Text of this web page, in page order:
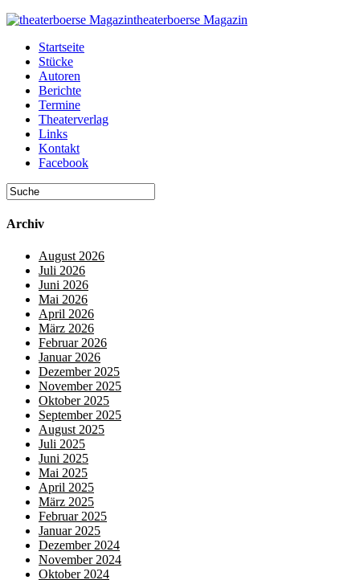
theaterboerse Magazin
Startseite
Stücke
Autoren
Berichte
Termine
Theaterverlag
Links
Kontakt
Facebook
Archiv
August 2026
Juli 2026
Juni 2026
Mai 2026
April 2026
März 2026
Februar 2026
Januar 2026
Dezember 2025
November 2025
Oktober 2025
September 2025
August 2025
Juli 2025
Juni 2025
Mai 2025
April 2025
März 2025
Februar 2025
Januar 2025
Dezember 2024
November 2024
Oktober 2024